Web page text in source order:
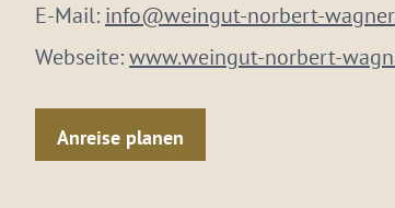
E-Mail: info@weingut-norbert-
Webseite:www.weingut-norbert-
Anreise planen